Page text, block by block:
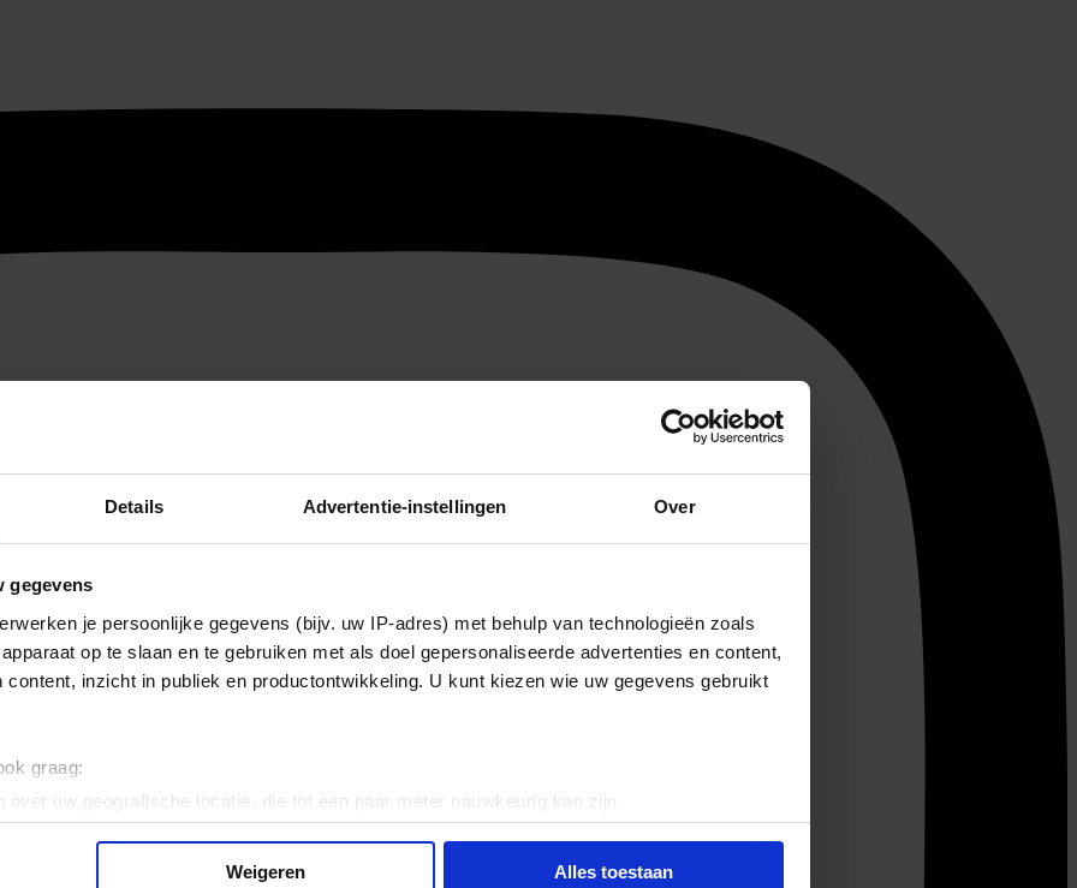
Details Advertentie-instellingen Over
gegevens
je persoonlijke gegevens (bijv. uw IP-adres) met behulp van technologieën zoals
op te slaan en te gebruiken met als doel gepersonaliseerde advertenties en content,
content, inzicht in publiek en productontwikkeling. U kunt kiezen wie uw gegevens gebruikt
graag:
over uw geografische locatie, die tot een paar meter nauwkeurig kan zijn
door het actief te scannen op specifieke eigenschappen (fingerprinting)
gegevens worden verwerkt en stel uw voorkeuren in het
detailgedeelte
Weigeren Alles toestaan